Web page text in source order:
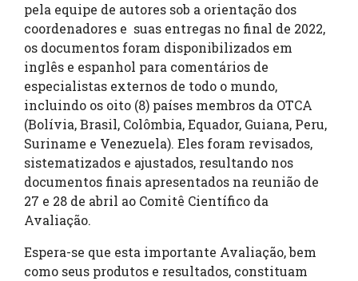
pela equipe de autores sob a orientação dos
coordenadores e suas entregas no final de 2022,
os documentos foram disponibilizados em
inglês e espanhol para comentários de
especialistas externos de todo o mundo,
incluindo os oito (8) países membros da OTCA
(Bolívia, Brasil, Colômbia, Equador, Guiana, Peru,
Suriname e Venezuela). Eles foram revisados,
sistematizados e ajustados, resultando nos
documentos finais apresentados na reunião de
27 e 28 de abril ao Comitê Científico da
Avaliação.
Espera-se que esta importante Avaliação, bem
como seus produtos e resultados, constituam